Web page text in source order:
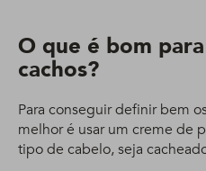
O que é bom
cachos?
Para conseguir definir bem
melhor é usar um creme de
tipo de cabelo, seja